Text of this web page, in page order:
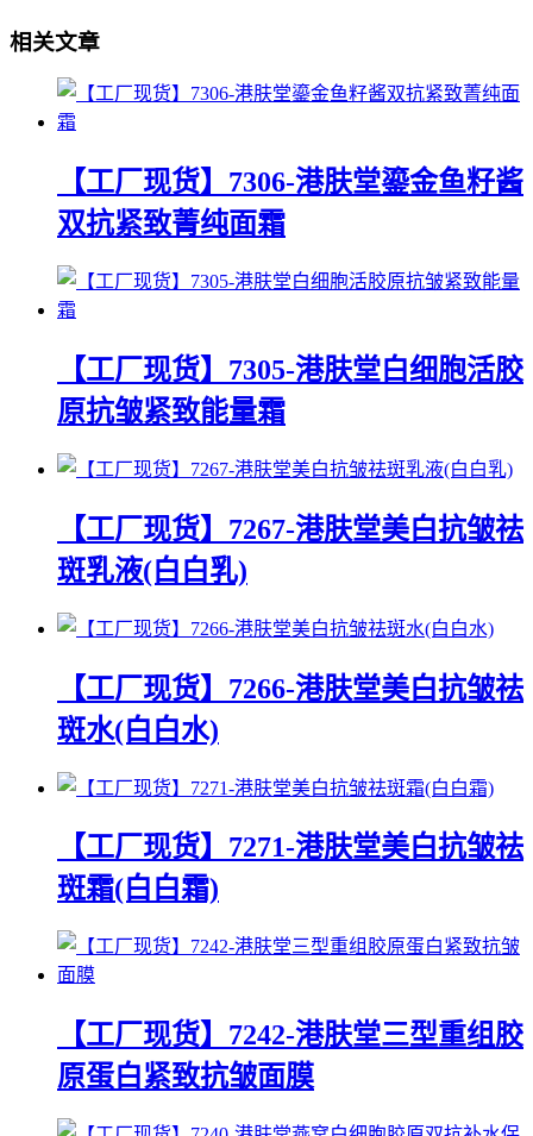
相关文章
【工厂现货】7306-港肤堂鎏金鱼籽酱
双抗紧致菁纯面霜
【工厂现货】7305-港肤堂白细胞活胶
原抗皱紧致能量霜
【工厂现货】7267-港肤堂美白抗皱祛
斑乳液(白白乳)
【工厂现货】7266-港肤堂美白抗皱祛
斑水(白白水)
【工厂现货】7271-港肤堂美白抗皱祛
斑霜(白白霜)
【工厂现货】7242-港肤堂三型重组胶
原蛋白紧致抗皱面膜